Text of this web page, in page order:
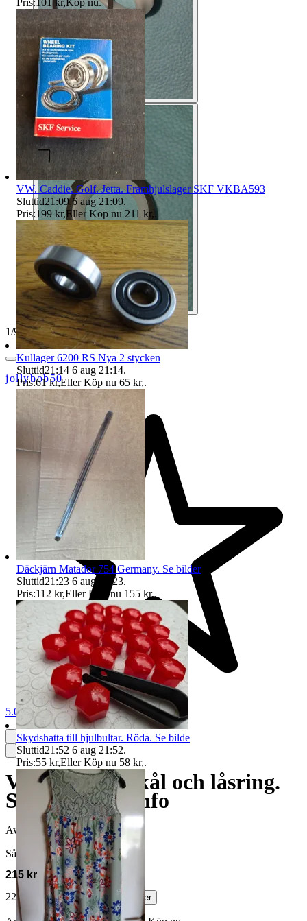
1/9
jollybob50
5.0
VOLVO. Kulskål och låsring.
Se bilder och info
Avslutad
3 jul 11:14
Såld för
215 kr
228 kr med köparskydd.
Läs mer
Pris: 101 kr, Köp nu.
VW. Caddie. Golf. Jetta. Framhjulslager SKF VKBA593
Sluttid21:09 6 aug 21:09.
Pris:199 kr,Eller Köp nu 211 kr,.
Kullager 6200 RS Nya 2 stycken
Sluttid21:14 6 aug 21:14.
Pris:61 kr,Eller Köp nu 65 kr,.
Däckjärn Matador 754 Germany. Se bilder
Sluttid21:23 6 aug 21:23.
Pris:112 kr,Eller Köp nu 155 kr,.
Skydshatta till hjulbultar. Röda. Se bilde
Sluttid21:52 6 aug 21:52.
Pris:55 kr,Eller Köp nu 58 kr,.